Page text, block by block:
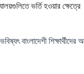
ভর্তি হওয়ার
বাংলাদেশী শিক্ষার্থীদের